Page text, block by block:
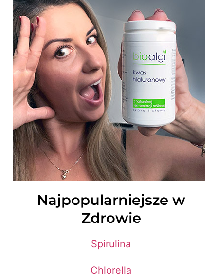
Najpopularniejsze w
Zdrowie
Spirulina
Chlorella